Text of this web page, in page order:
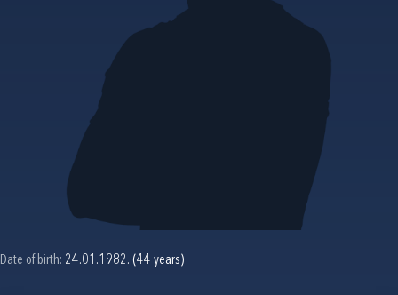
Date of birth: 24.01.1982. (44 years)